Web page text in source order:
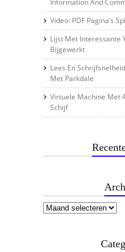
Information And
Video: PDF Pagina’s
Lijst Met Interessante
Bijgewerkt
Lees En
Met Parkdale
Virtuele Machine Met
Schijf